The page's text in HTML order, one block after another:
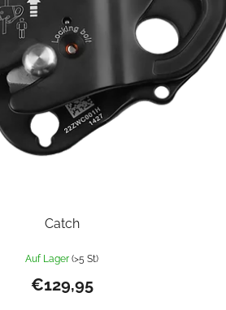
Catch
Auf Lager(>5 St)
€129,95